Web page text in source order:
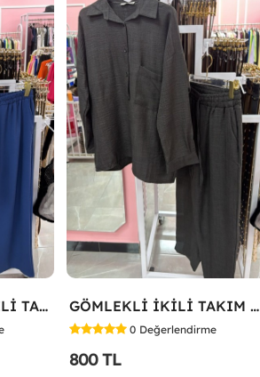
TARZA GÖMLEK İKİLİ TAKIM Lacivert GÖMLEKLİ İKİLİ TAKIM Siyah
0 Değerlendirme
800 TL